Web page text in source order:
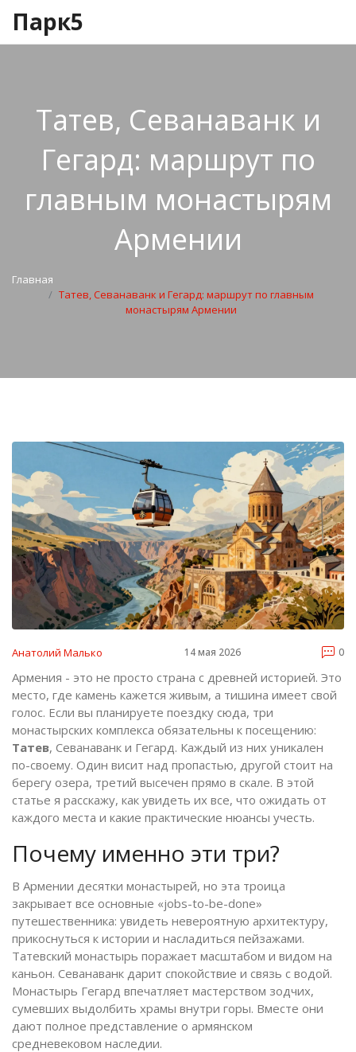
Парк5
Татев, Севанаванк и
Гегард: маршрут по
главным монастырям
Армении
Главная
Татев, Севанаванк и Гегард: маршрут по главным
монастырям Армении
Анатолий Малько 14 мая 2026 0
Армения - это не просто страна с древней историей. Это
место, где камень кажется живым, а тишина имеет свой
голос. Если вы планируете поездку сюда, три
монастырских комплекса обязательны к посещению:
Татев, Севанаванк и Гегард. Каждый из них уникален
по-своему. Один висит над пропастью, другой стоит на
берегу озера, третий высечен прямо в скале. В этой
статье я расскажу, как увидеть их все, что ожидать от
каждого места и какие практические нюансы учесть.
Почему именно эти три?
В Армении десятки монастырей, но эта троица
закрывает все основные «jobs-to-be-done»
путешественника: увидеть невероятную архитектуру,
прикоснуться к истории и насладиться пейзажами.
Татевский монастырь поражает масштабом и видом на
каньон. Севанаванк дарит спокойствие и связь с водой.
Монастырь Гегард впечатляет мастерством зодчих,
сумевших выдолбить храмы внутри горы. Вместе они
дают полное представление о армянском
средневековом наследии.